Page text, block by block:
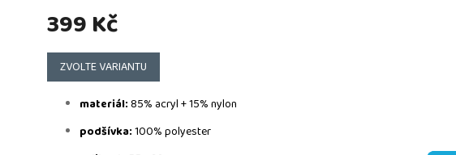
399 Kč
Měrná
cena:
ZVOLTE VARIANTU
materiál:85% acryl + 15% nylon
podšívka:100% polyester